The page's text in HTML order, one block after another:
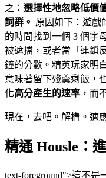
之： 選擇性地忽略低價
詞群。 原因如下：遊戲
的時間找到一個 3 個字
被遮擋，或者當「連鎖
鐘的分數。精英玩家明
意味著留下殘羹剩飯，
化高分產生的速率 ，而
現在，去吧。解構。適
精通 Housle：
text-foreground">這不